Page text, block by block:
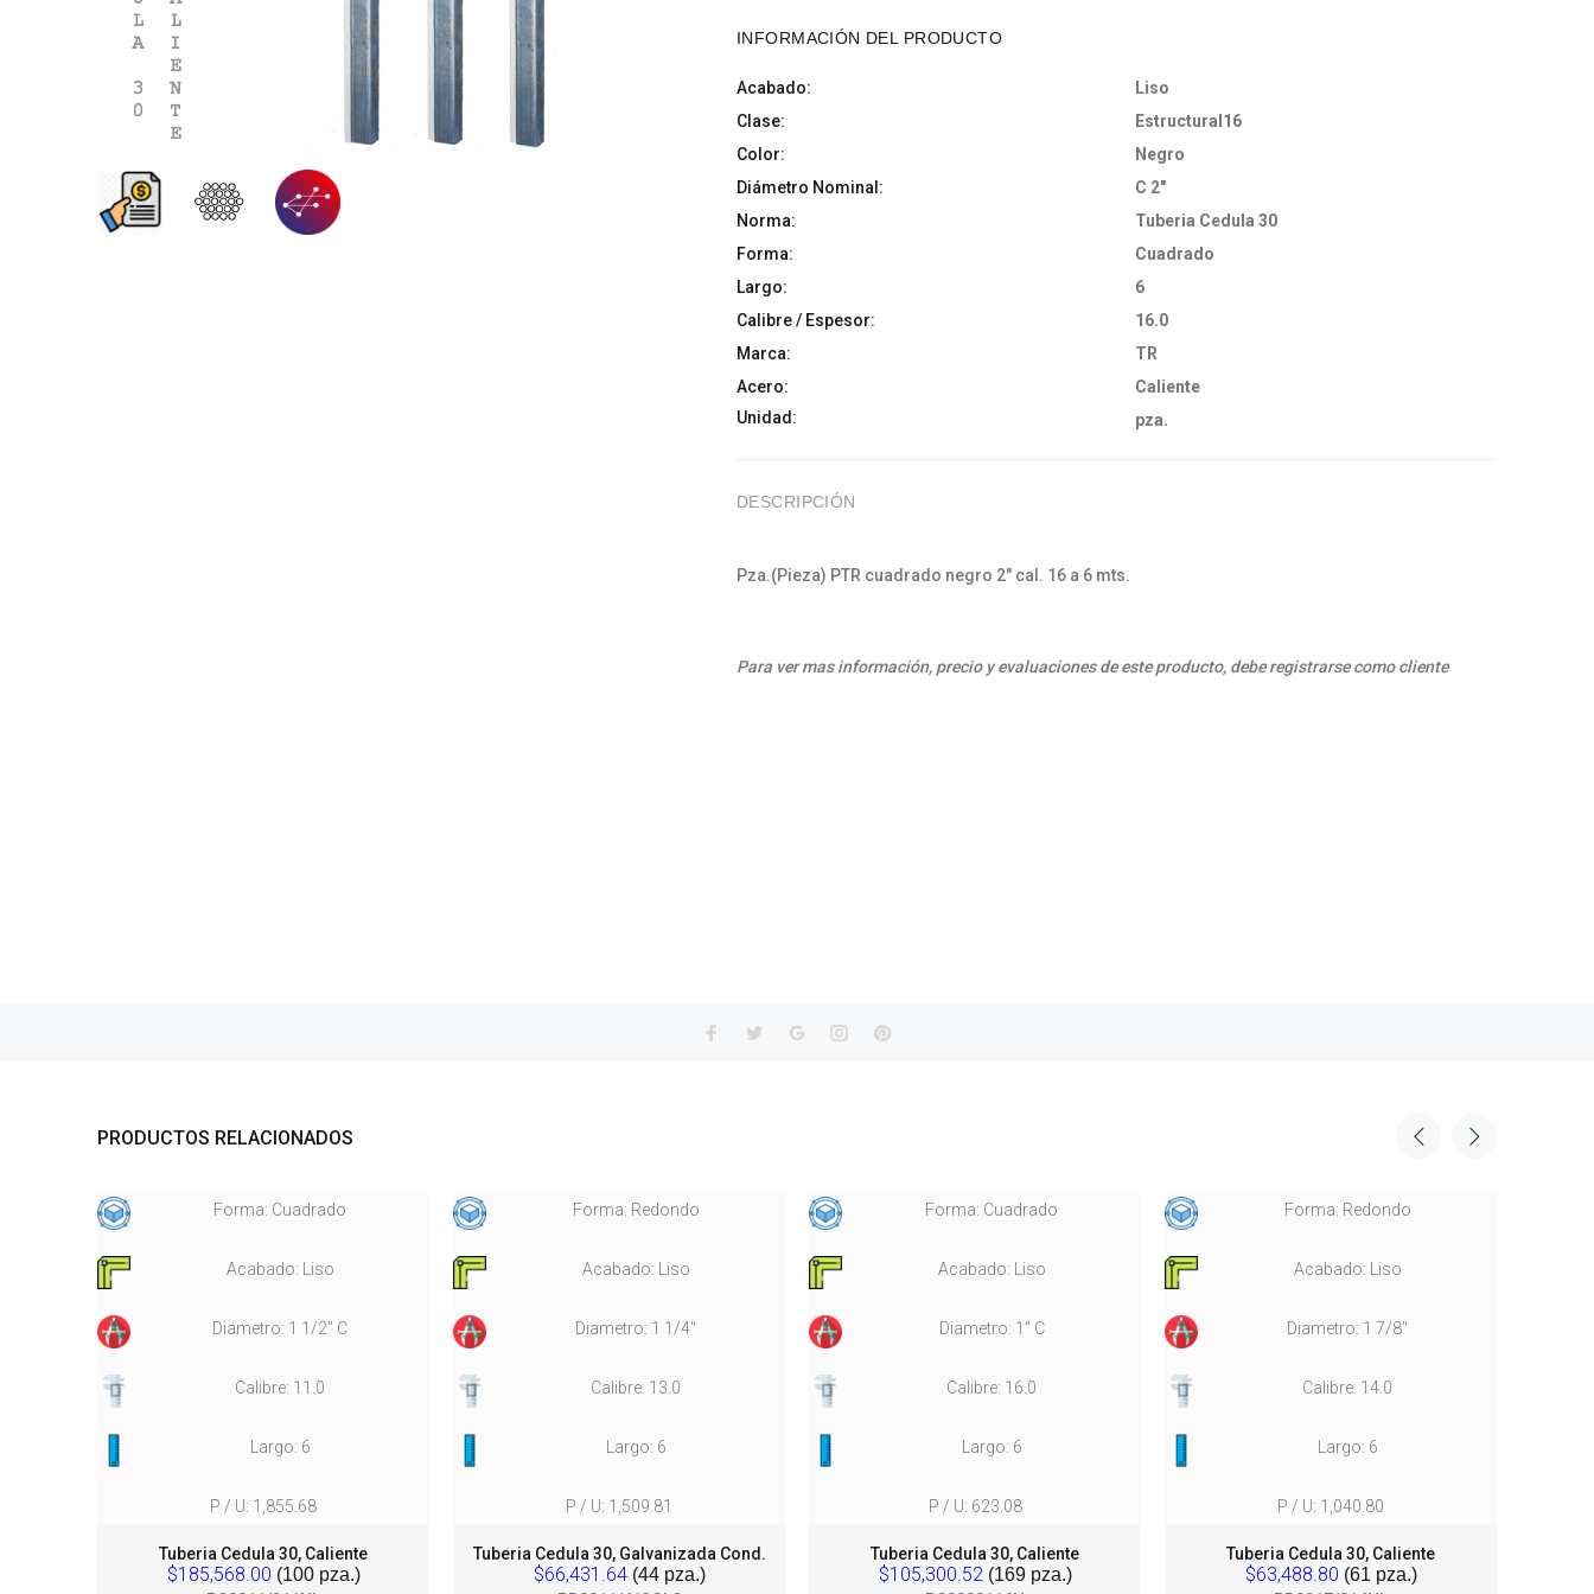
INFORMACIÓN DEL PRODUCTO
Acabado:
Liso
Clase:
Estructural16
Color:
Negro
Diámetro Nominal:
C 2"
Norma:
Tuberia Cedula 30
Forma:
Cuadrado
Largo:
6
Calibre / Espesor:
16.0
Marca:
TR
Acero:
Caliente
Unidad:
pza.
DESCRIPCIÓN
Pza.(Pieza) PTR cuadrado negro 2" cal. 16 a 6 mts.
Para ver mas información, precio y evaluaciones de este producto, debe registrarse como cliente
PRODUCTOS RELACIONADOS
Forma: Cuadrado
Acabado: Liso
Diametro: 1 1/2" C
Calibre: 11.0
Largo: 6
P / U: 1,855.68
Tuberia Cedula 30, Caliente
$185,568.00 (100 pza.)
Forma: Redondo
Acabado: Liso
Diametro: 1 1/4"
Calibre: 13.0
Largo: 6
P / U: 1,509.81
Tuberia Cedula 30, Galvanizada Cond.
$66,431.64(44 pza.)
Forma: Cuadrado
Acabado: Liso
Diametro: 1" C
Calibre: 16.0
Largo: 6
P / U: 623.08
Tuberia Cedula 30, Caliente
$105,300.52 (169 pza.)
Forma: Redondo
Acabado: Liso
Diametro: 1 7/8"
Calibre: 14.0
Largo: 6
P / U: 1,040.80
Tuberia Cedula 30, Caliente
$63,488.80 (61 pza.)